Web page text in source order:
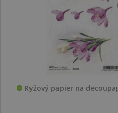
Ryžový papier na